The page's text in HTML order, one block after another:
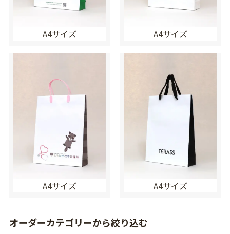
A4サイズ A4サイズ
A4サイズ A4サイズ
オーダーカテゴリーから絞り込む